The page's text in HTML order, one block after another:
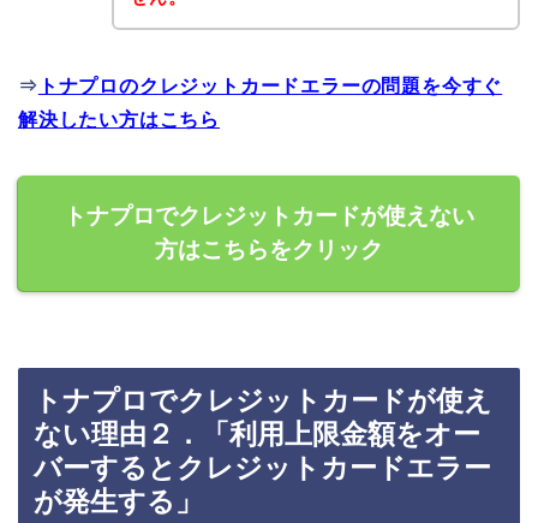
⇒ トナプロのクレジットカードエラーの問題を今すぐ
解決したい方はこちら
トナプロでクレジットカードが使えない
方はこちらをクリック
トナプロでクレジットカードが使え
ない理由２．「利用上限金額をオー
バーするとクレジットカードエラー
が発生する」